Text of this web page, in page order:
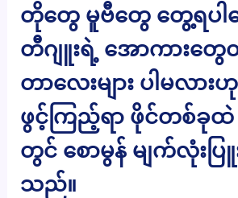
တိုတွေ မူဗီတွေ တွေ့ရပ
တီဂျူးရဲ့ အောကားတွ
တာလေးများ ပါမလား
ဖွင့်ကြည့်ရာ ဖိုင်တစ်ခု
တွင် စောမွန် မျက်လုံးပ
သည်။